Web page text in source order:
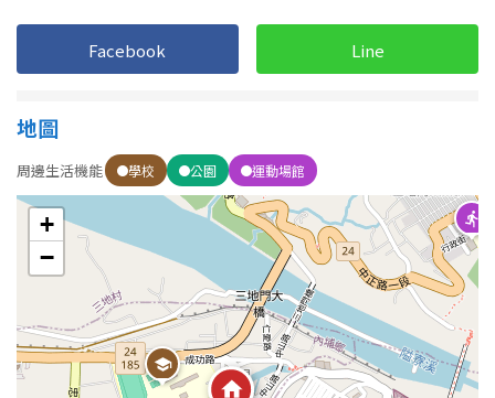
3樓 4樓
5~10樓 11~20樓
~ 樓
格局
不拘
1房
2房 3房
Facebook Line
地圖
周邊生活機能 學校 公園 運動場館
+
−